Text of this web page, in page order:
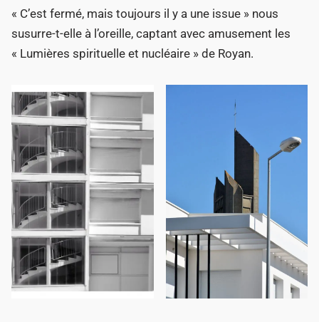
« C’est fermé, mais toujours il y a une issue » nous
susurre-t-elle à l’oreille, captant avec amusement les
« Lumières spirituelle et nucléaire » de Royan.